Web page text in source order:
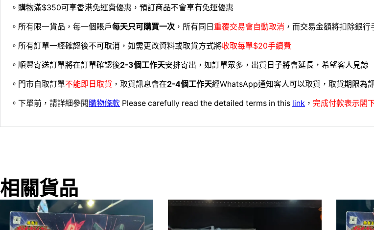
。購物滿$350可享香港免運費優惠，預訂商品不會享有免運優惠
。所有限一貨品，每一個賬戶每天只可購買一次 ，所有同日 重覆交易會自動取消 ，而交易金額將扣除銀
。所有訂單一經確認後不可取消，如需更改資料或取貨方式將收取每單$20手續費
。順豐寄送訂單將在訂單確認後2-3個工作天安排寄出，如訂單眾多，出貨日子將會延長，希望客人見諒
。門市自取訂單不能即日取貨 ，取貨訊息會在2-4個工作天經WhatsApp通知客人可以取貨，取貨期限為
。下單前，請詳細參閱購物條款 Please carefully read the detailed terms in this link ， 完成付款表示閣
相關貨品